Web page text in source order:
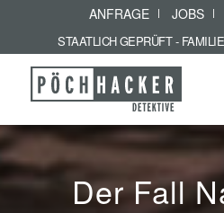
ANFRAGE JOBS
STAATLICH GEPRÜFT -
Der Fall